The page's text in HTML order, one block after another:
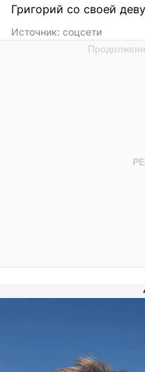
Григорий со своей
Источник: соцсети